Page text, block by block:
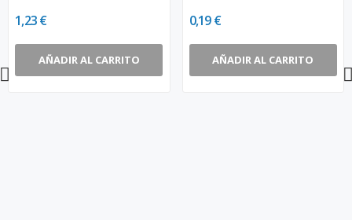
1,23 €
AÑADIR AL CARRITO
0,19 €
AÑADIR AL CARRITO